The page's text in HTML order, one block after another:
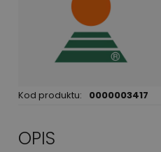
Kod produktu: 0000003417
OPIS